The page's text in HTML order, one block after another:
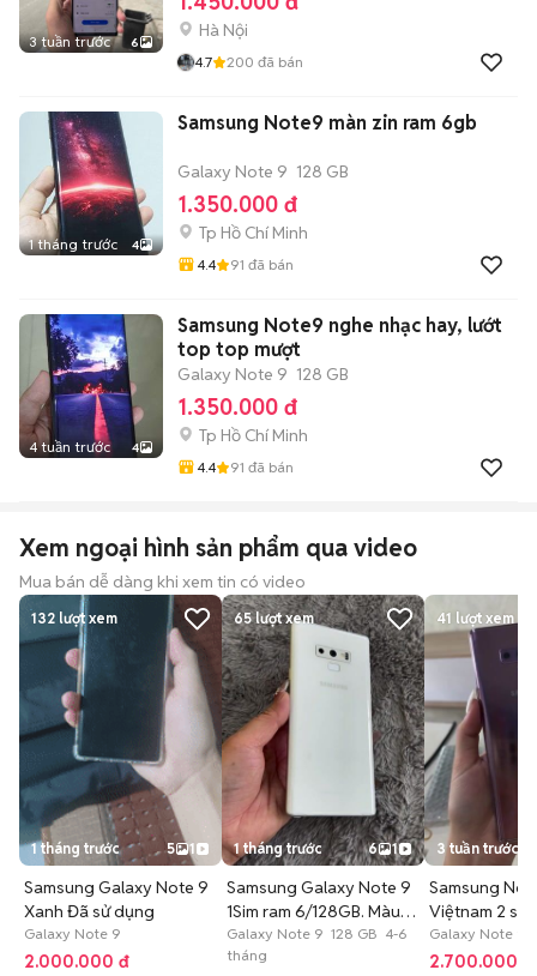
3 tuần trước 6
Hà Nội
4.7 200 đã bán
1 tháng trước 4
Samsung Note9 màn zin ram 6gb
Galaxy Note 9 128 GB
1.350.000 đ
Tp Hồ Chí Minh
4.4 91 đã bán
4 tuần trước 4
Samsung Note9 nghe nhạc hay, lướt
top top mượt
Galaxy Note 9 128 GB
1.350.000 đ
Tp Hồ Chí Minh
4.4 91 đã bán
Xem ngoại hình sản phẩm qua video
Mua bán dễ dàng khi xem tin có video
132 lượt xem
1 tháng trước 5 1
Samsung Galaxy Note 9
Xanh Đã sử dụng
Galaxy Note 9
2.000.000 đ
65lượt xem
1 tháng trước 6 1
Samsung Galaxy Note 9
1Sim ram 6/128GB. Màu
Trắng
Galaxy Note 9 128 GB 4-6
tháng
41 lượt xem
3 tuần trước
Samsung
Việtnam 2
Galaxy Note 9
2.700.000 đ